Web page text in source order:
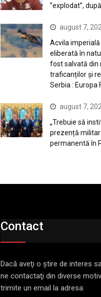
”explodat”,
august 7,
Acvila imperială
eliberată în
fost salvată din
traficanților și
Serbia : Europa
august 7,
„Trebuie să
prezență
permanentă în
Contact
Dacă aveţi o ştire de interes
ne contactaţi din diverse
trimite un email la adresa: